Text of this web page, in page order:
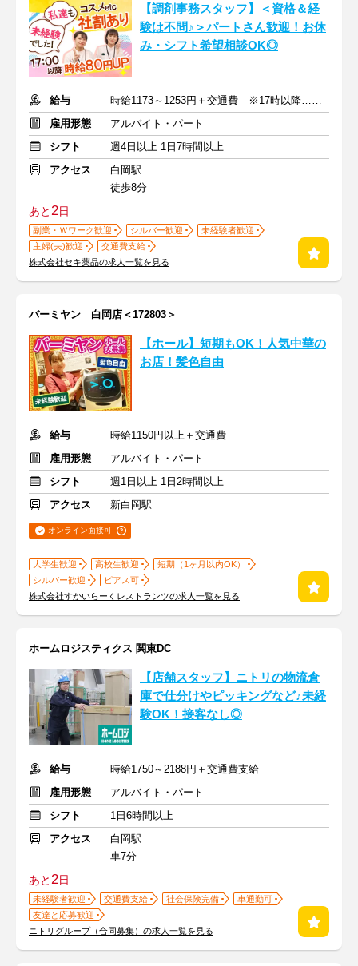
【調剤事務スタッフ】＜資格＆経
験は不問♪＞パートさん歓迎！お休
み・シフト希望相談OK◎
給与
時給1173～1253円＋交通費 ※17時以降…時給80円UP
雇用形態
アルバイト・パート
シフト
週4日以上 1日7時間以上
アクセス
白岡駅
徒歩8分
あと2日
副業・Ｗワーク歓迎 シルバー歓迎
未経験者歓迎
主婦(夫)歓迎
交通費支給
株式会社セキ薬品の求人一覧を見る
バーミヤン 白岡店＜172803＞
【ホール】短期もOK！人気中華の
お店！髪色自由
給与
時給1150円以上＋交通費
雇用形態
アルバイト・パート
シフト
週1日以上 1日2時間以上
アクセス
新白岡駅
オンライン面接可
大学生歓迎 高校生歓迎
短期（1ヶ月以内OK）
シルバー歓迎
ピアス可
株式会社すかいらーくレストランツの求人一覧を見る
ホームロジスティクス 関東DC
【店舗スタッフ】ニトリの物流倉
庫で仕分けやピッキングなど♪未経
験OK！接客なし◎
給与
時給1750～2188円＋交通費支給
雇用形態
アルバイト・パート
シフト
1日6時間以上
アクセス
白岡駅
車7分
あと2日
未経験者歓迎 交通費支給 社会保険完備
車通勤可
友達と応募歓迎
ニトリグループ（合同募集）の求人一覧を見る